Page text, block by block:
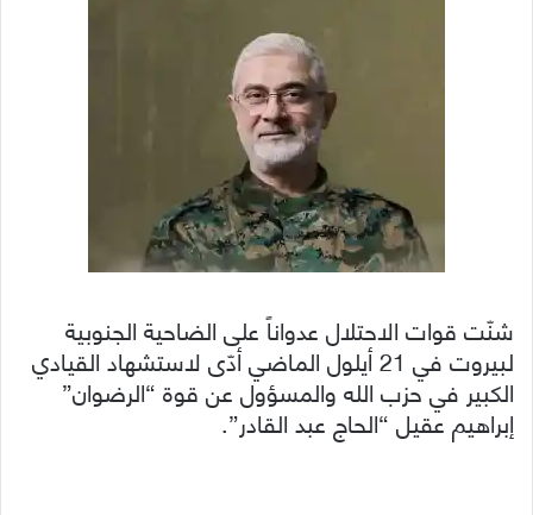
شنّت قوات الاحتلال عدواناً على الضاحية الجنوبية
لبيروت في 21 أيلول الماضي أدّى لاستشهاد القيادي
الكبير في حزب الله والمسؤول عن قوة “الرضوان”
إبراهيم عقيل “الحاج عبد القادر”.